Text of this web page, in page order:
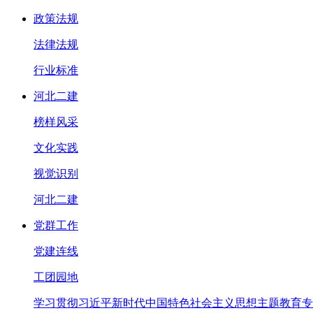
政策法规
法律法规
行业标准
河北二建
榜样风采
文化实践
视觉识别
河北二建
党群工作
党建连线
工团园地
学习贯彻习近平新时代中国特色社会主义思想主题教育